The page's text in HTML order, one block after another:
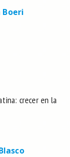
Boeri
crecer en la